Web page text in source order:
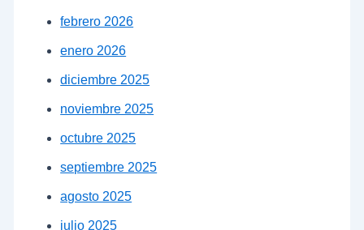
febrero 2026
enero 2026
diciembre 2025
noviembre 2025
octubre 2025
septiembre 2025
agosto 2025
julio 2025